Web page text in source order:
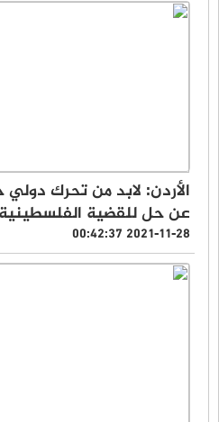
الأردن: لابد من تحرك
عن حل للقضية الفلسطينية
2021-11-28 00:42:37